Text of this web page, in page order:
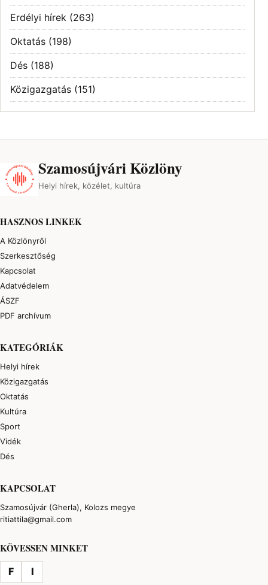
Erdélyi hírek (263)
Oktatás (198)
Dés (188)
Közigazgatás (151)
Szamosújvári Közlöny
Helyi hírek, közélet, kultúra
HASZNOS LINKEK
A Közlönyről
Szerkesztőség
Kapcsolat
Adatvédelem
ÁSZF
PDF archívum
KATEGÓRIÁK
Helyi hírek
Közigazgatás
Oktatás
Kultúra
Sport
Vidék
Dés
KAPCSOLAT
Szamosújvár (Gherla), Kolozs megye
ritiattila@gmail.com
KÖVESSEN MINKET
F I